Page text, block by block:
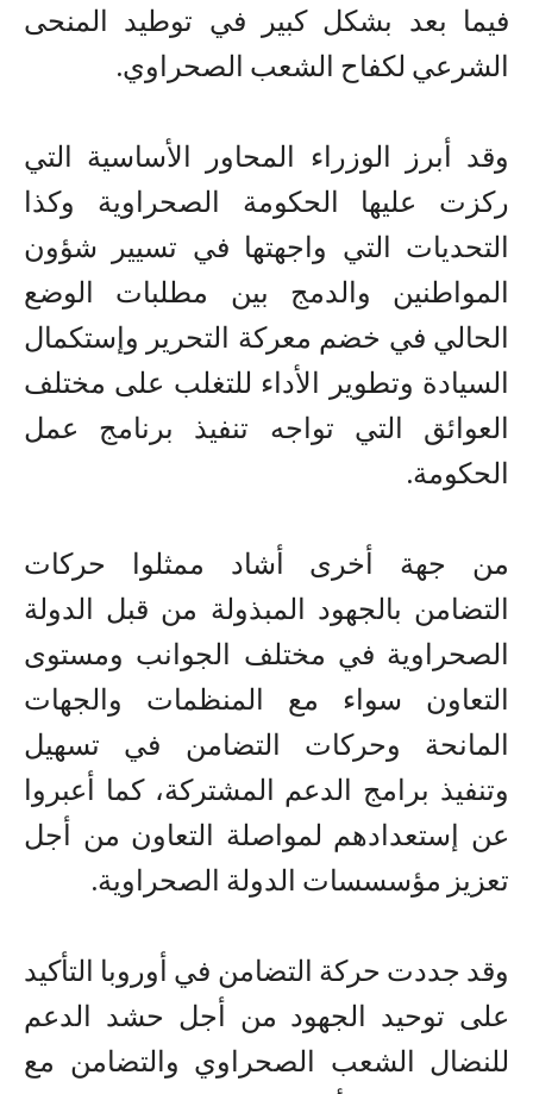
فيما بعد بشكل كبير في توطيد المنحى
الشرعي لكفاح الشعب الصحراوي.
وقد أبرز الوزراء المحاور الأساسية التي
ركزت عليها الحكومة الصحراوية وكذا
التحديات التي واجهتها في تسيير شؤون
المواطنين والدمج بين مطلبات الوضع
الحالي في خضم معركة التحرير وإستكمال
السيادة وتطوير الأداء للتغلب على مختلف
العوائق التي تواجه تنفيذ برنامج عمل
الحكومة.
من جهة أخرى أشاد ممثلوا حركات
التضامن بالجهود المبذولة من قبل الدولة
الصحراوية في مختلف الجوانب ومستوى
التعاون سواء مع المنظمات والجهات
المانحة وحركات التضامن في تسهيل
وتنفيذ برامج الدعم المشتركة، كما أعبروا
عن إستعدادهم لمواصلة التعاون من أجل
تعزيز مؤسسسات الدولة الصحراوية.
وقد جددت حركة التضامن في أوروبا التأكيد
على توحيد الجهود من أجل حشد الدعم
للنضال الشعب الصحراوي والتضامن مع